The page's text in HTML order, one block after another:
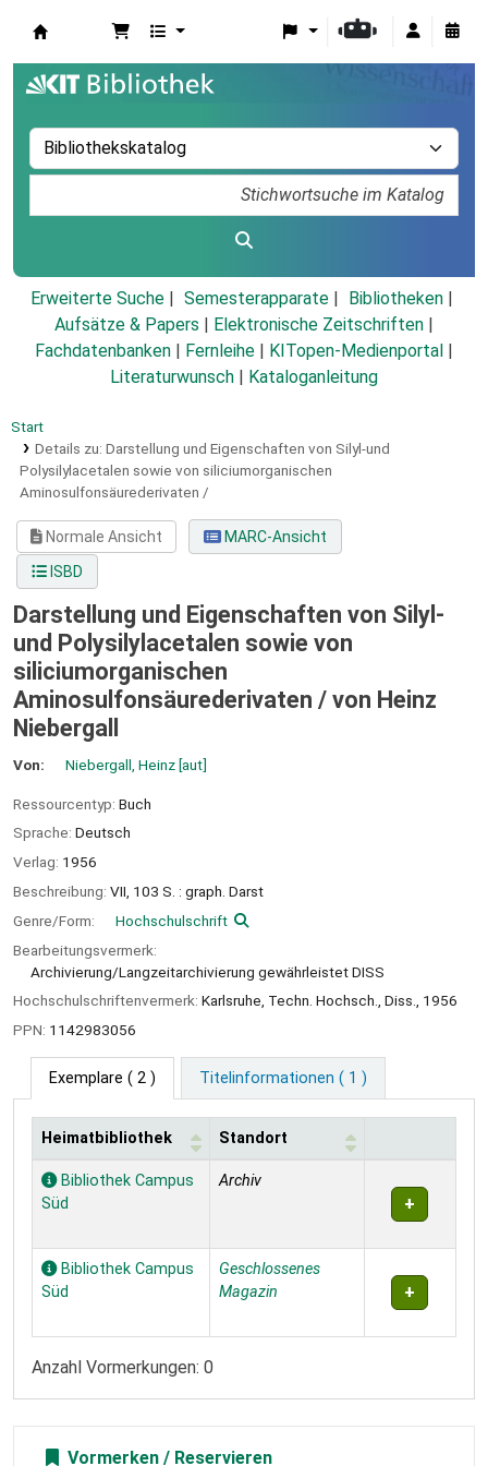
Erweiterte Suche Semesterapparate
Bibliotheken
Aufsätze & Papers
Elektronische Zeitschriften
Fachdatenbanken
Fernleihe KITopen-Medienportal
Literaturwunsch
Kataloganleitung
Start
Details zu: Darstellung und Eigenschaften von Silyl-und
Polysilylacetalen sowie von siliciumorganischen
Aminosulfonsäurederivaten /
Normale Ansicht
MARC-Ansicht
ISBD
Darstellung und Eigenschaften von Silyl-
und Polysilylacetalen sowie von
siliciumorganischen
Aminosulfonsäurederivaten / von Heinz
Niebergall
Von: Niebergall, Heinz[aut]
Ressourcentyp: Buch
Sprache: Deutsch
Verlag: 1956
Beschreibung: VII, 103 S. : graph. Darst
Genre/Form:
Hochschulschrift
Bearbeitungsvermerk:
Archivierung/Langzeitarchivierung gewährleistet DISS
Hochschulschriftenvermerk: Karlsruhe, Techn. Hochsch., Diss., 1956
PPN: 1142983056
Exemplare ( 2 ) Titelinformationen ( 1 )
Exemplare
Heimatbibliothek Standort
Bibliothek Campus
Süd
Archiv
Bibliothek Campus
Süd
Geschlossenes
Magazin
Anzahl Vormerkungen: 0
Vormerken